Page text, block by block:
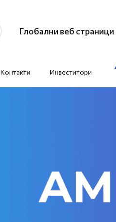
Глобални веб страници
Контакти Инвеститори